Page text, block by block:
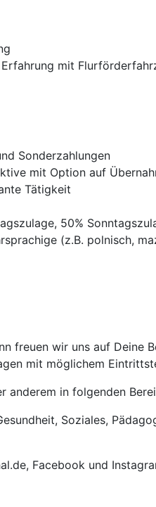
mit
Sonderzahlungen
mit Option auf
Tätigkeit
50%
(z.B. polnisch,
freuen wir uns auf Deine
mit möglichem
anderem in folgenden
Soziales,
Facebook und